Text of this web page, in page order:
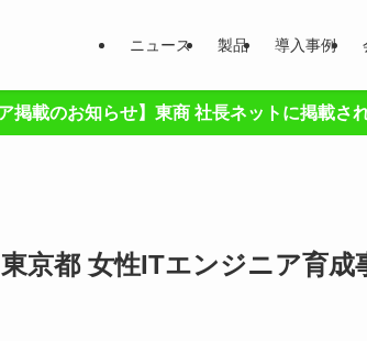
ニュース 製品 導入事例
ア掲載のお知らせ】東商 社長ネットに掲載さ
京都 女性ITエンジニア育